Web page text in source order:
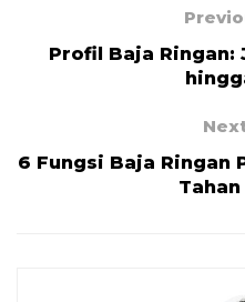
Profil Baja Ringan:
6 Fungsi Baja Ringan